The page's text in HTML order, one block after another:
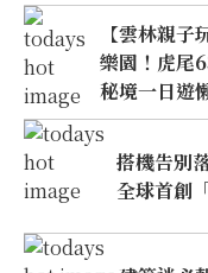
【雲林親
樂園！虎尾
秘境一日遊
搭機告別
全球首創